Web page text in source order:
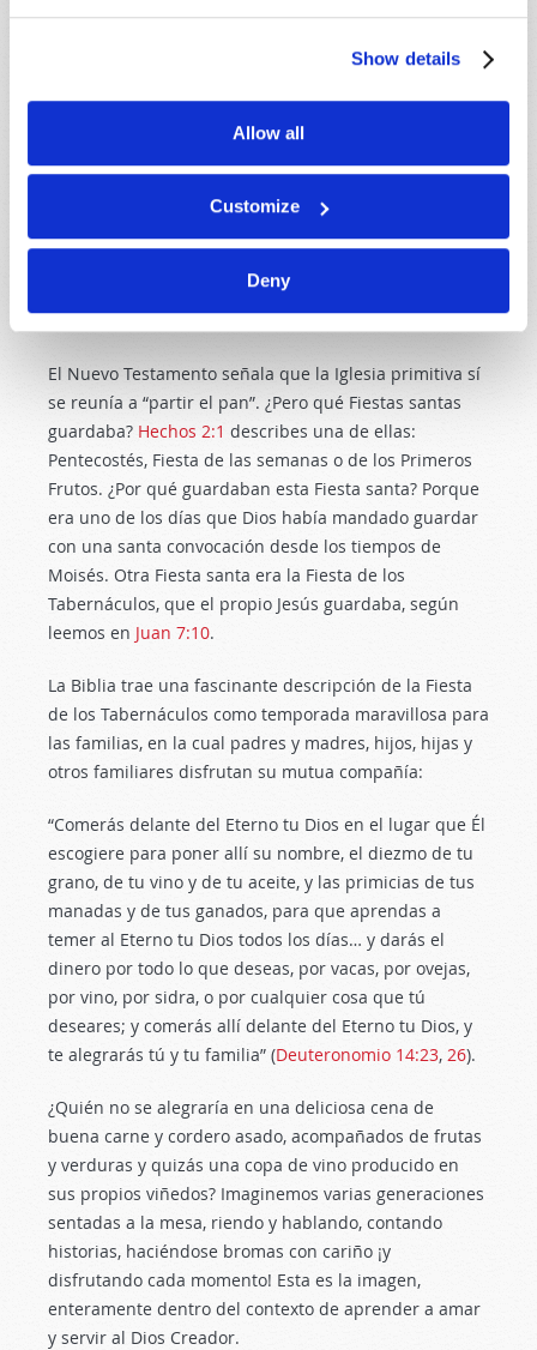
Show details
Allow all
Customize
Deny
esos tiempos especiales a Aquel que nos creó? Es
desde su origen la idea de un compromiso solemne.
La primera acepción de esta palabra en el diccionario
de la Real Academia Española es: “Día en que, por
disposición legal, no se trabaja”. Y la segunda es: “Día
dedicándolo a Dios o conmemorando un hecho o
figura religiosos”.
El Nuevo Testamento señala que la Iglesia primitiva sí
se reunía a “partir el pan”. ¿Pero qué Fiestas santas
guardaba? Hechos 2:1 describes una de ellas:
Pentecostés, Fiesta de las semanas o de los Primeros
Frutos. ¿Por qué guardaban esta Fiesta santa? Porque
era uno de los días que Dios había mandado guardar
con una santa convocación desde los tiempos de
Moisés. Otra Fiesta santa era la Fiesta de los
Tabernáculos, que el propio Jesús guardaba, según
leemos en Juan 7:10.
La Biblia trae una fascinante descripción de la Fiesta
de los Tabernáculos como temporada maravillosa para
las familias, en la cual padres y madres, hijos, hijas y
otros familiares disfrutan su mutua compañía:
“Comerás delante del Eterno tu Dios en el lugar que Él
escogiere para poner allí su nombre, el diezmo de tu
grano, de tu vino y de tu aceite, y las primicias de tus
manadas y de tus ganados, para que aprendas a
temer al Eterno tu Dios todos los días… y darás el
dinero por todo lo que deseas, por vacas, por ovejas,
por vino, por sidra, o por cualquier cosa que tú
deseares; y comerás allí delante del Eterno tu Dios, y
te alegrarás tú y tu familia” (Deuteronomio 14:23, 26).
¿Quién no se alegraría en una deliciosa cena de
buena carne y cordero asado, acompañados de frutas
y verduras y quizás una copa de vino producido en
sus propios viñedos? Imaginemos varias generaciones
sentadas a la mesa, riendo y hablando, contando
historias, haciéndose bromas con cariño ¡y
disfrutando cada momento! Esta es la imagen,
enteramente dentro del contexto de aprender a amar
y servir al Dios Creador.